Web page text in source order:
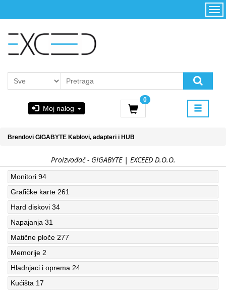
Moj nalog
0
Početna
korišćenja i
PoweredByAsus
Brendovi GIGABYTE Kablovi, adapteri i HUB
Proizvođač - GIGABYTE | EXCEED D.O.O.
Monitori 94
Grafičke karte 261
Hard diskovi 34
Napajanja 31
Matične ploče 277
Memorije 2
Hladnjaci i oprema 24
Kućišta 17